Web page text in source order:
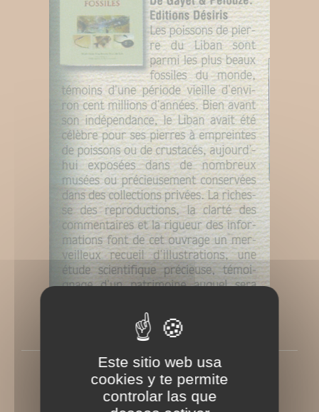
Le monde de l'inconnu
Rédigé le Lundi 15 novembre 2004
Este sitio web usa
cookies y te permite
controlar las que